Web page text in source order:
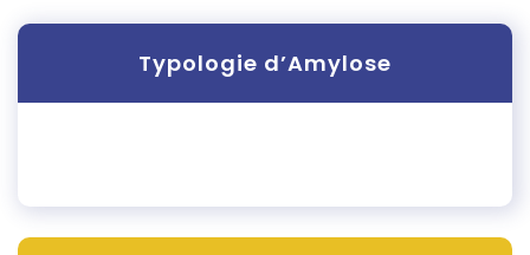
Typologie d’Amylose